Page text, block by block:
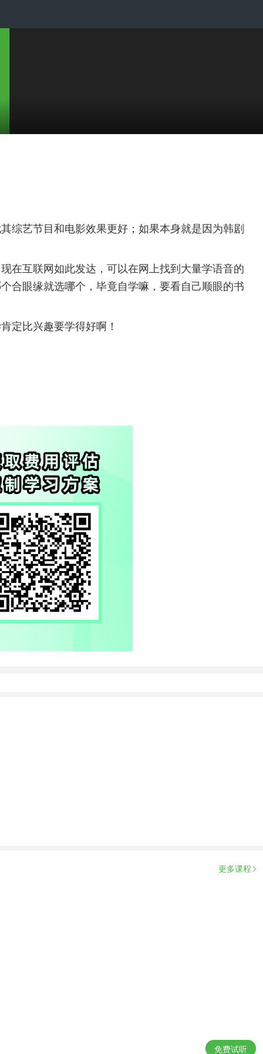
综艺节目和电影效果更好；如果本身就是因为韩剧
在互联网如此发达，可以在网上找到大量学语音的
合眼缘就选哪个，毕竟自学嘛，要看自己顺眼的书
定比兴趣要学得好啊！
更多课程
免费试听